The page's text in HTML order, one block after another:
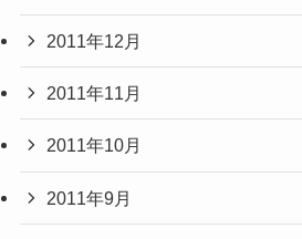
2011年12月
2011年11月
2011年10月
2011年9月